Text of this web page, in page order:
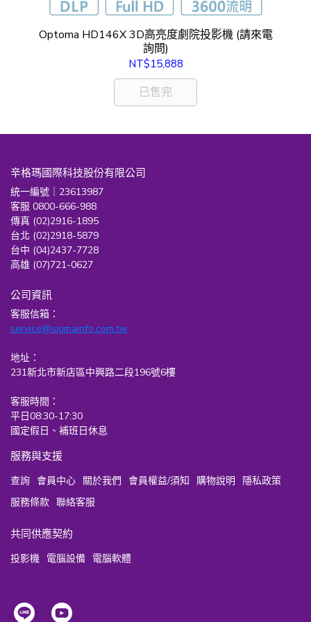
Optoma HD146X 3D高亮度劇院投影機 (請來電
詢問)
NT$15,888
已售完
辛格瑪國際科技股份有限公司
統一編號｜23613987
客服 0800-666-988
傳真 (02)2916-1895
台北 (02)2918-5879
台中 (04)2437-7728
高雄 (07)721-0627
公司資訊
客服信箱：
service@sigmainfo.com.tw
地址：
231新北市新店區中興路二段196號6樓
客服時間：
平日08:30-17:30
國定假日、補班日休息
服務與支援
查詢 會員中心 關於我們 會員權益/須知 購物說明
隱私政策
服務條款 聯絡客服
共同供應契約
投影機 電腦設備 電腦軟體